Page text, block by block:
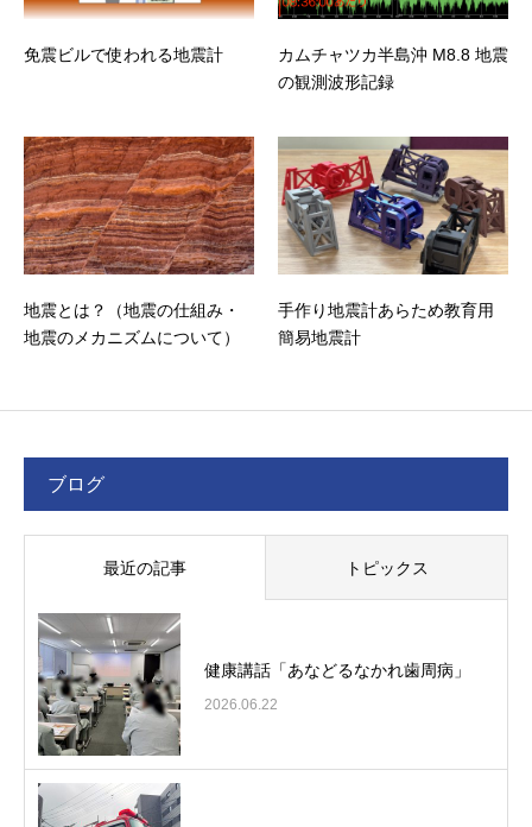
免震ビルで使われる地震計
カムチャツカ半島沖 M8.8 地震
の観測波形記録
地震とは？（地震の仕組み・
地震のメカニズムについて）
手作り地震計あらため教育用
簡易地震計
ブログ
最近の記事 トピックス
健康講話「あなどるなかれ歯周病」
2026.06.22